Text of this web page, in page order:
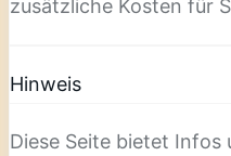
zusätzliche Kosten für
Hinweis
Diese Seite bietet Infos